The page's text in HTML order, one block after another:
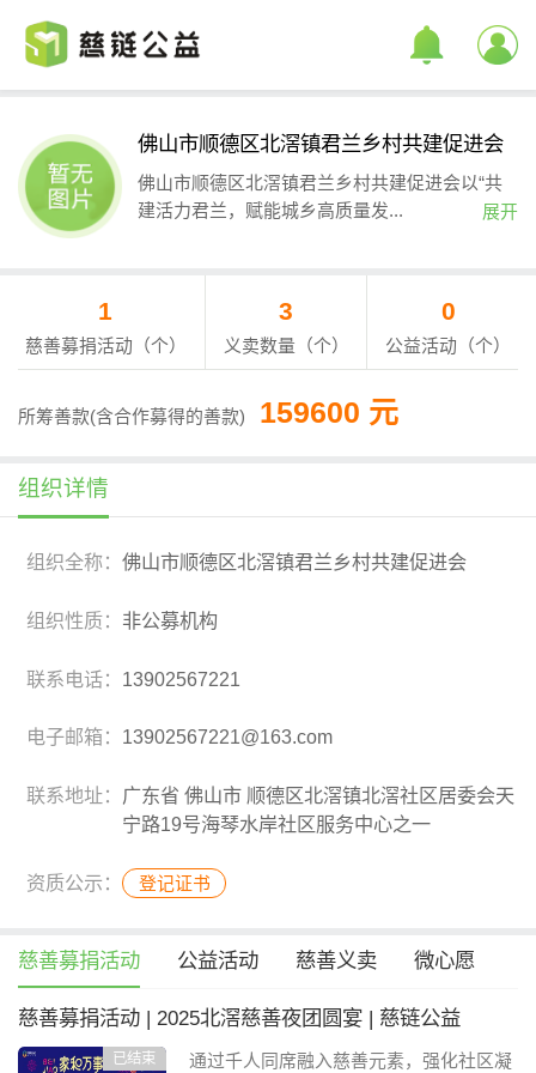
佛山市顺德区北滘镇君兰乡村共建促进会
佛山市顺德区北滘镇君兰乡村共建促进会以“共
建活力君兰，赋能城乡高质量发...
展开
1
慈善募捐活动（个）
3
义卖数量（个）
0
公益活动（个）
所筹善款(含合作募得的善款) 159600 元
组织详情
组织全称：佛山市顺德区北滘镇君兰乡村共建促进会
组织性质： 非公募机构
联系电话： 13902567221
电子邮箱： 13902567221@163.com
联系地址： 广东省 佛山市 顺德区北滘镇北滘社区居委会天
宁路19号海琴水岸社区服务中心之一
资质公示： 登记证书
慈善募捐活动 公益活动 慈善义卖 微心愿
慈善募捐活动 | 2025北滘慈善夜团圆宴 | 慈链公益
已结束 通过千人同席融入慈善元素，强化社区凝